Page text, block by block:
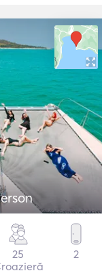
25
2